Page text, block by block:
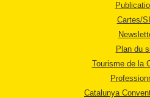
Cartes/
Plan du
Tourisme de la
Catalunya